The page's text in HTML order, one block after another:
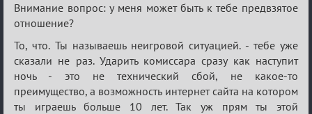
Внимание вопрос: у меня может быть к тебе предвзятое
отношение?
То, что. Ты называешь неигровой ситуацией. - тебе уже
сказали не раз. Ударить комиссара сразу как наступит
ночь - это не технический сбой, не какое-то
преимущество, а возможность интернет сайта на котором
ты играешь больше 10 лет. Так уж прям ты этой